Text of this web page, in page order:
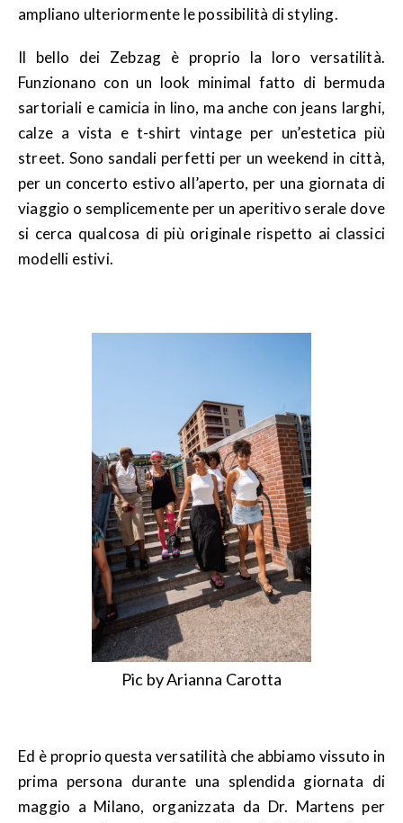
ampliano ulteriormente le possibilità di styling.
Il bello dei Zebzag è proprio la loro versatilità.
Funzionano con un look minimal fatto di bermuda
sartoriali e camicia in lino, ma anche con jeans larghi,
calze a vista e t-shirt vintage per un’estetica più
street. Sono sandali perfetti per un weekend in città,
per un concerto estivo all’aperto, per una giornata di
viaggio o semplicemente per un aperitivo serale dove
si cerca qualcosa di più originale rispetto ai classici
modelli estivi.
Pic by Arianna Carotta
Ed è proprio questa versatilità che abbiamo vissuto in
prima persona durante una splendida giornata di
maggio a Milano, organizzata da Dr. Martens per